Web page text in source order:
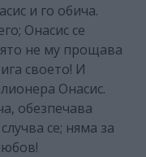
и го обича.
Онасис се
не му прощава
своето! И
Онасис.
обезпечава
се; няма за